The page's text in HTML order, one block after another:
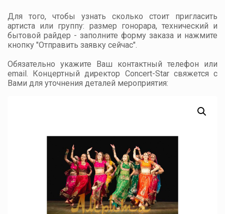
Для того, чтобы узнать сколько стоит пригласить
артиста или группу: размер гонорара, технический и
бытовой райдер - заполните форму заказа и нажмите
кнопку "Отправить заявку сейчас".
Обязательно укажите Ваш контактный телефон или
email. Концертный директор Concert-Star свяжется с
Вами для уточнения деталей мероприятия: